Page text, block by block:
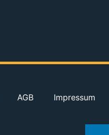
AGB Impressum